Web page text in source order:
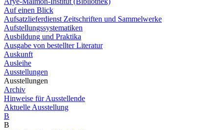
Auf einen Blick
Aufsatzlieferdienst Zeitschriften und Sammelwerke
Aufstellungssystematiken
Ausbildung und Praktika
Ausgabe von bestellter Literatur
Auskunft
Ausleihe
Ausstellungen
Ausstellungen
Archiv
Hinweise für Ausstellende
Aktuelle Ausstellung
B
B